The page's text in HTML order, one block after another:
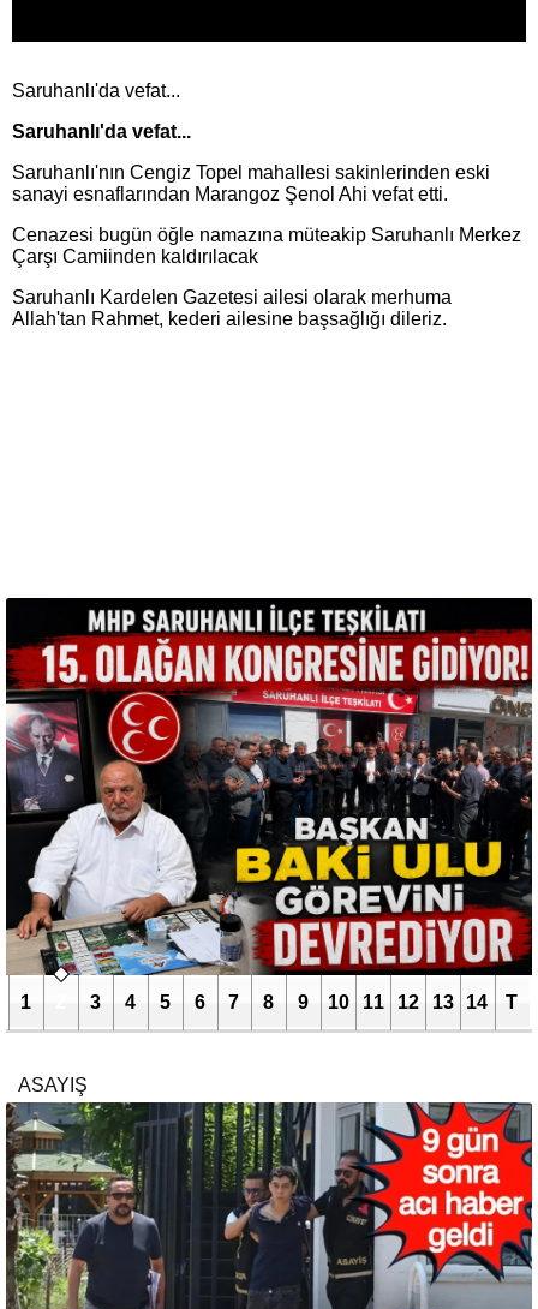
Saruhanlı'da vefat...
Saruhanlı'da vefat...
Saruhanlı'nın Cengiz Topel mahallesi sakinlerinden eski
sanayi esnaflarından Marangoz Şenol Ahi vefat etti.
Cenazesi bugün öğle namazına müteakip Saruhanlı Merkez
Çarşı Camiinden kaldırılacak
Saruhanlı Kardelen Gazetesi ailesi olarak merhuma
Allah'tan Rahmet, kederi ailesine başsağlığı dileriz.
1 3 4 5 6 7 8 9 10 11 12 13 14 T
ASAYIŞ